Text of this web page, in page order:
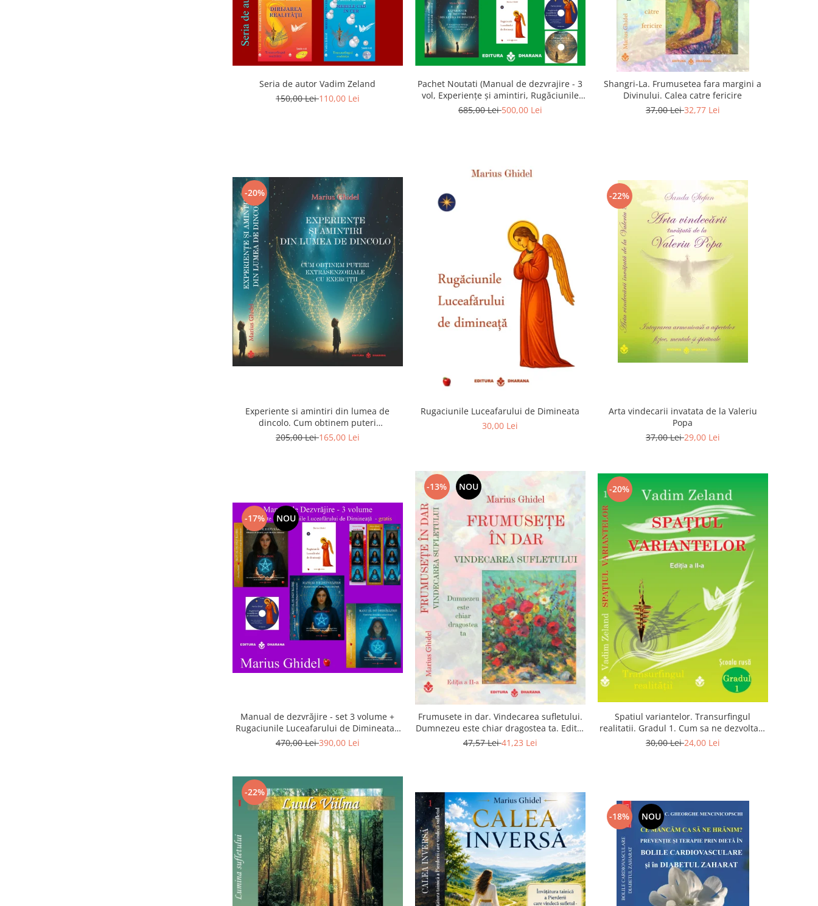
Seria de autor Vadim Zeland
150,00 Lei110,00 Lei
Pachet Noutati (Manual de dezvrajire - 3
vol, Experiențe și amintiri, Rugăciunile
Luceafarului de dimineata) - Marius
685,00 Lei500,00 Lei
Shangri-La. Frumusetea fara margini a
Divinului. Calea catre fericire
37,00 Lei32,77 Lei
-20%
Experiente si amintiri din lumea de
dincolo. Cum obtinem puteri
extrasenzoriale - cu exercitii
205,00 Lei165,00 Lei
Rugaciunile Luceafarului de Dimineata
30,00 Lei
-22%
Arta vindecarii invatata de la Valeriu
Popa
37,00 Lei29,00 Lei
-17% NOU
Manual de dezvrăjire - set 3 volume +
Rugaciunile Luceafarului de Dimineata -
Gratuit)
470,00 Lei390,00 Lei
-13% NOU
Frumusete in dar. Vindecarea sufletului.
Dumnezeu este chiar dragostea ta. Editia
a 2-a
47,57 Lei41,23 Lei
-20%
Spatiul variantelor. Transurfingul
realitatii. Gradul 1. Cum sa ne dezvoltam
intuitia si sa ne alegem soarta
30,00 Lei24,00 Lei
-22%
-18% NOU